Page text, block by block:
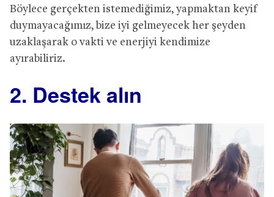
Böylece gerçekten istemediğimiz, yapmaktan keyif
duymayacağımız, bize iyi gelmeyecek her şeyden
uzaklaşarak o vakti ve enerjiyi kendimize
ayırabiliriz.
2. Destek alın